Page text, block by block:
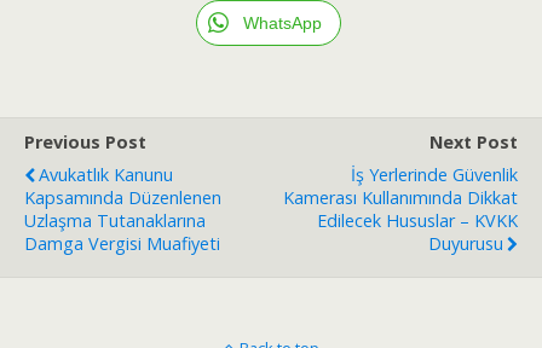
WhatsApp
Previous Post
Avukatlık Kanunu
Kapsamında Düzenlenen
Uzlaşma Tutanaklarına
Damga Vergisi Muafiyeti
Next Post
İş Yerlerinde Güvenlik
Kamerası Kullanımında Dikkat
Edilecek Hususlar – KVKK
Duyurusu